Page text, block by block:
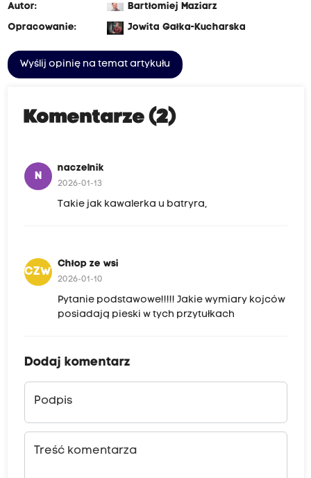
Autor:
Bartłomiej Maziarz
Opracowanie:
Jowita Gałka-Kucharska
Wyślij opinię na temat artykułu
Komentarze (2)
N
naczelnik
2026-01-13
Takie jak kawalerka u batryra,
CZW
Chłop ze wsi
2026-01-10
Pytanie podstawowe!!!!! Jakie wymiary kojców
posiadają pieski w tych przytułkach
Dodaj komentarz
Podpis
Treść komentarza